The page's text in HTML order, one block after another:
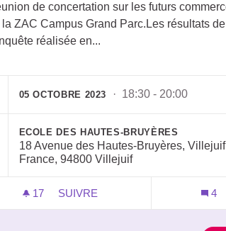
de concertation sur les futurs
la ZAC Campus Grand Parc.Les résultats de
réalisée en...
05 OCTOBRE 2023 · 18:30 - 20:00
ECOLE DES HAUTES-BRUYÈRES
18 Avenue des Hautes-Bruyères,
France, 94800 Villejuif
17 17 ABONNÉS
SUIVRE
4